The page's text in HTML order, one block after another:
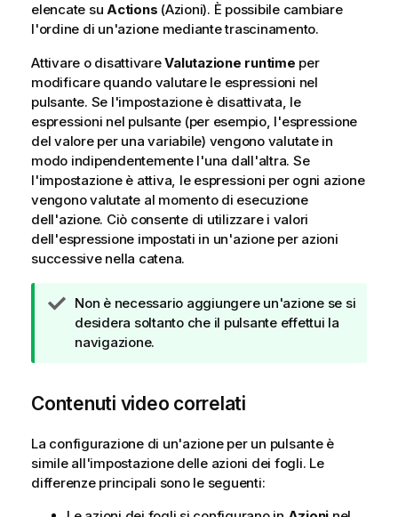
elencate su Actions (Azioni). È possibile cambiare
l'ordine di un'azione mediante trascinamento.
Attivare o disattivareValutazione runtime per
modificare quando valutare le espressioni nel
pulsante. Se l'impostazione è disattivata, le
espressioni nel pulsante (per esempio, l'espressione
del valore per una variabile) vengono valutate in
modo indipendentemente l'una dall'altra. Se
l'impostazione è attiva, le espressioni per ogni azione
vengono valutate al momento di esecuzione
dell'azione. Ciò consente di utilizzare i valori
dell'espressione impostati in un'azione per azioni
successive nella catena.
N
o
t
i
u
g
g
Non è necessario aggiungere un'azione se si
desidera soltanto che il pulsante effettui la
navigazione.
Contenuti video correlati
La configurazione di un'azione per un pulsante è
simile all'impostazione delle azioni dei fogli. Le
differenze principali sono le seguenti: